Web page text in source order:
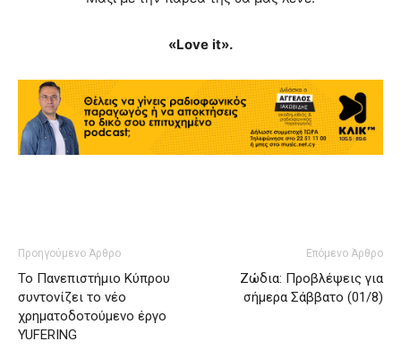
«Love it».
Προηγούμενο Άρθρο
Το Πανεπιστήμιο Κύπρου
συντονίζει το νέο
χρηματοδοτούμενο έργο
YUFERING
Επόμενο Άρθρο
Ζώδια: Προβλέψεις για
σήμερα Σάββατο (01/8)